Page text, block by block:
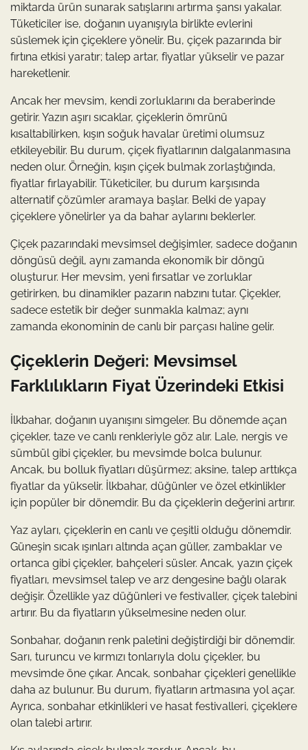
miktarda ürün sunarak satışlarını artırma şansı yakalar.
Tüketiciler ise, doğanın uyanışıyla birlikte evlerini
süslemek için çiçeklere yönelir. Bu, çiçek pazarında bir
fırtına etkisi yaratır; talep artar, fiyatlar yükselir ve pazar
hareketlenir.
Ancak her mevsim, kendi zorluklarını da beraberinde
getirir. Yazın aşırı sıcaklar, çiçeklerin ömrünü
kısaltabilirken, kışın soğuk havalar üretimi olumsuz
etkileyebilir. Bu durum, çiçek fiyatlarının dalgalanmasına
neden olur. Örneğin, kışın çiçek bulmak zorlaştığında,
fiyatlar fırlayabilir. Tüketiciler, bu durum karşısında
alternatif çözümler aramaya başlar. Belki de yapay
çiçeklere yönelirler ya da bahar aylarını beklerler.
Çiçek pazarındaki mevsimsel değişimler, sadece doğanın
döngüsü değil, aynı zamanda ekonomik bir döngü
oluşturur. Her mevsim, yeni fırsatlar ve zorluklar
getirirken, bu dinamikler pazarın nabzını tutar. Çiçekler,
sadece estetik bir değer sunmakla kalmaz; aynı
zamanda ekonominin de canlı bir parçası haline gelir.
Çiçeklerin Değeri: Mevsimsel
Farklılıkların Fiyat Üzerindeki Etkisi
İlkbahar, doğanın uyanışını simgeler. Bu dönemde açan
çiçekler, taze ve canlı renkleriyle göz alır. Lale, nergis ve
sümbül gibi çiçekler, bu mevsimde bolca bulunur.
Ancak, bu bolluk fiyatları düşürmez; aksine, talep arttıkça
fiyatlar da yükselir. İlkbahar, düğünler ve özel etkinlikler
için popüler bir dönemdir. Bu da çiçeklerin değerini artırır.
Yaz ayları, çiçeklerin en canlı ve çeşitli olduğu dönemdir.
Güneşin sıcak ışınları altında açan güller, zambaklar ve
ortanca gibi çiçekler, bahçeleri süsler. Ancak, yazın çiçek
fiyatları, mevsimsel talep ve arz dengesine bağlı olarak
değişir. Özellikle yaz düğünleri ve festivaller, çiçek talebini
artırır. Bu da fiyatların yükselmesine neden olur.
Sonbahar, doğanın renk paletini değiştirdiği bir dönemdir.
Sarı, turuncu ve kırmızı tonlarıyla dolu çiçekler, bu
mevsimde öne çıkar. Ancak, sonbahar çiçekleri genellikle
daha az bulunur. Bu durum, fiyatların artmasına yol açar.
Ayrıca, sonbahar etkinlikleri ve hasat festivalleri, çiçeklere
olan talebi artırır.